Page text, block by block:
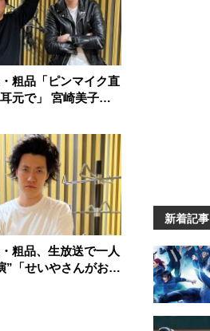
粗品「ピンマイク直
元で」 宮崎美子と
ッフに注意される
粗品、生放送で一人
”「せいやさんがお休
で」
新着記事